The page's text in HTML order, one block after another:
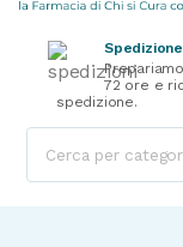
72 ore e
spedizione.